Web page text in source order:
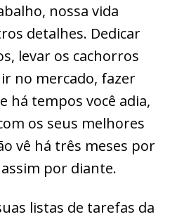
nossa vida
detalhes. Dedicar
levar os cachorros
no mercado, fazer
há tempos você adia,
os seus melhores
vê há três meses por
por diante.
listas de tarefas da